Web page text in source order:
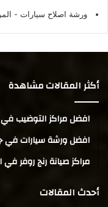
ورشة اصلاح سيارات -
أكثر المقالات مشاهدة
افضل مراكز التوضيب
افضل ورشة سيارات في
مراكز صيانة رنج روفر في
أحدث المقالات